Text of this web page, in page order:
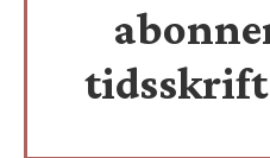
tidsskrift